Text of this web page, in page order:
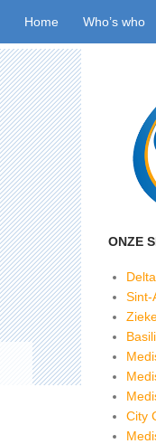
Home
Who’s who
ONZE
Sint-
City